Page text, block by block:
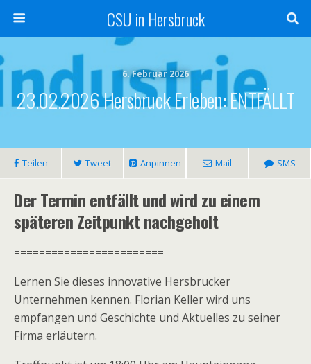
CSU in Hersbruck
6. Februar 2026
23.02.2026 Hersbruck Erleben: ENTFÄLLT
Teilen Tweet Anpinnen Mail SMS
Der Termin entfällt und wird zu einem
späteren Zeitpunkt nachgeholt
========================
Lernen Sie dieses innovative Hersbrucker
Unternehmen kennen. Florian Keller wird uns
empfangen und Geschichte und Aktuelles zu seiner
Firma erläutern.